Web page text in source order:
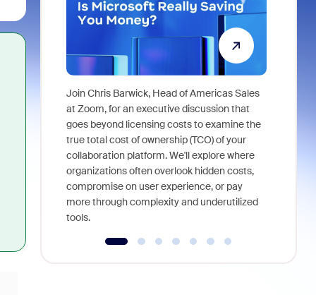
Join Chris Barwick, Head of Americas Sales
at Zoom, for an executive discussion that
goes beyond licensing costs to examine the
true total cost of ownership (TCO) of your
collaboration platform. We'll explore where
organizations often overlook hidden costs,
compromise on user experience, or pay
more through complexity and underutilized
tools.